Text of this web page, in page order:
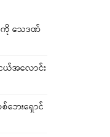
ကို သေဒဏ်
ယ်အလောင်း
ဘေးရှောင်